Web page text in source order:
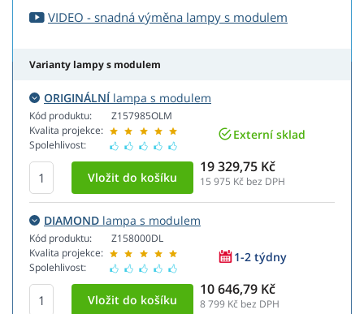
VIDEO - snadná výměna lampy s modulem
Varianty lampy s modulem
ORIGINÁLNÍlampa s modulem
Kód produktu:
Kvalita projekce:
Spolehlivost:
Z157985OLM
Externí sklad
19 329,75 Kč
15 975 Kč bez DPH
DIAMOND lampa s modulem
Kód produktu:
Kvalita projekce:
Spolehlivost:
Z158000DL
1-2 týdny
10 646,79 Kč
8 799 Kč bez DPH